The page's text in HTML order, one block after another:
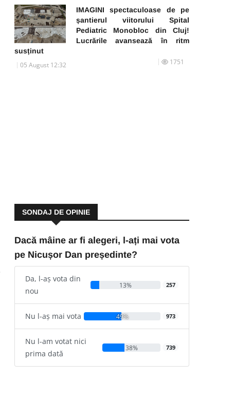
IMAGINI spectaculoase de pe
șantierul viitorului Spital
Pediatric Monobloc din Cluj!
Lucrările avansează în ritm
susținut
05 August 12:32 1751
SONDAJ DE OPINIE
Dacă mâine ar fi alegeri, l-ați mai vota
pe Nicușor Dan președinte?
Da, l-aș vota din
nou
13% 257
Nu l-aș mai vota 49% 973
Nu l-am votat nici
prima dată
38% 739